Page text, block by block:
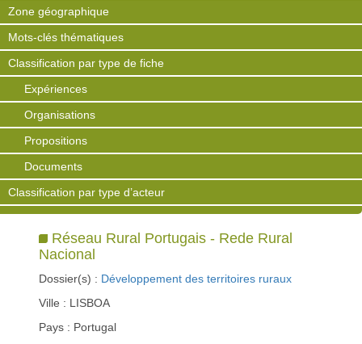
Zone géographique
Mots-clés thématiques
Classification par type de fiche
Expériences
Organisations
Propositions
Documents
Classification par type d’acteur
Réseau Rural Portugais - Rede Rural
Nacional
Dossier(s) : Développement des territoires ruraux
Ville : LISBOA
Pays : Portugal